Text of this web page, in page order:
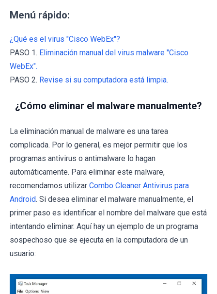
Menú rápido:
¿Qué es el virus "Cisco WebEx"?
PASO 1. Eliminación manual del virus malware "Cisco
WebEx".
PASO 2. Revise si su computadora está limpia.
¿Cómo eliminar el malware manualmente?
La eliminación manual de malware es una tarea
complicada. Por lo general, es mejor permitir que los
programas antivirus o antimalware lo hagan
automáticamente. Para eliminar este malware,
recomendamos utilizar Combo Cleaner Antivirus para
Android. Si desea eliminar el malware manualmente, el
primer paso es identificar el nombre del malware que está
intentando eliminar. Aquí hay un ejemplo de un programa
sospechoso que se ejecuta en la computadora de un
usuario: